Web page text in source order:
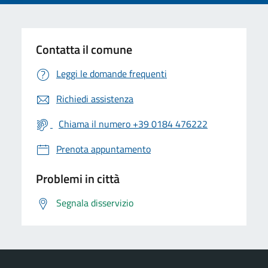
Contatta il comune
Leggi le domande frequenti
Richiedi assistenza
Chiama il numero +39 0184 476222
Prenota appuntamento
Problemi in città
Segnala disservizio